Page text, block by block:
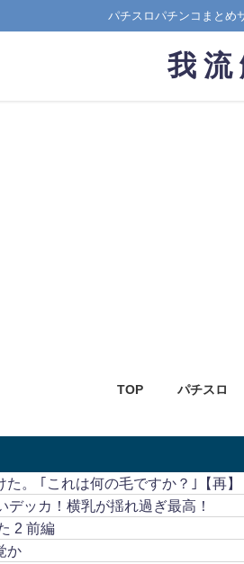
パチスロパチンコまとめ
我 流
TOP パチスロ
。 ｢これは何の毛ですか？｣【再】
ッカ！横乳が揺れ過ぎ最高！
2 前編
か